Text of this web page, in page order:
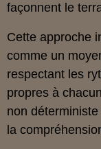
façonnent le
Cette approche
comme un
respectant les
propres à
non
la